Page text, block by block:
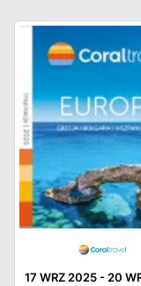
17 WRZ 2025-20